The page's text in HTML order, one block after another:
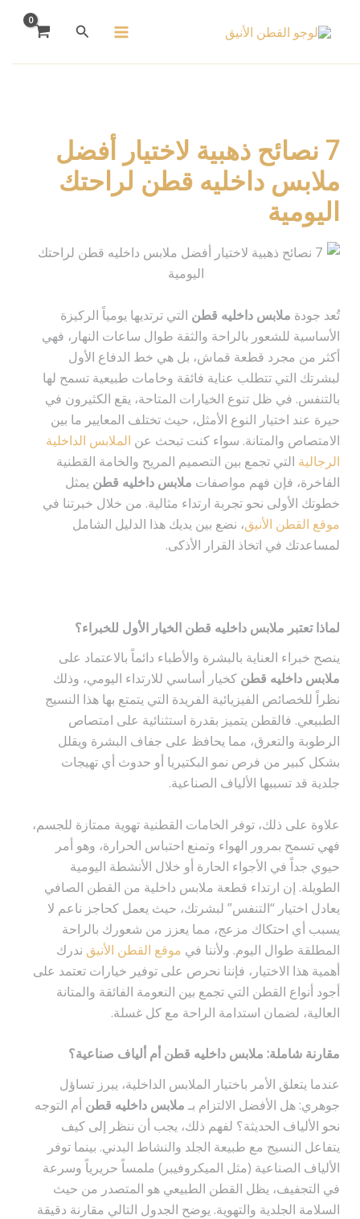
البحث
7 نصائح ذهبية لاختيار أفضل
ملابس داخليه قطن لراحتك
اليومية
تُعد جودة ملابس داخليه قطن التي ترتديها يومياً الركيزة
الأساسية للشعور بالراحة والثقة طوال ساعات النهار، فهي
أكثر من مجرد قطعة قماش، بل هي خط الدفاع الأول
لبشرتك التي تتطلب عناية فائقة وخامات طبيعية تسمح لها
بالتنفس. في ظل تنوع الخيارات المتاحة، يقع الكثيرون في
حيرة عند اختيار النوع الأمثل، حيث تختلف المعايير ما بين
الامتصاص والمتانة. سواء كنت تبحث عن الملابس الداخلية
الرجالية التي تجمع بين التصميم المريح والخامة القطنية
الفاخرة، فإن فهم مواصفات ملابس داخليه قطن يمثل
خطوتك الأولى نحو تجربة ارتداء مثالية. من خلال خبرتنا في
موقع القطن الأنيق، نضع بين يديك هذا الدليل الشامل
لمساعدتك في اتخاذ القرار الأذكى.
لماذا تعتبر ملابس داخليه قطن الخيار الأول للخبراء؟
ينصح خبراء العناية بالبشرة والأطباء دائماً بالاعتماد على
ملابس داخليه قطن كخيار أساسي للارتداء اليومي، وذلك
نظراً للخصائص الفيزيائية الفريدة التي يتمتع بها هذا النسيج
الطبيعي. فالقطن يتميز بقدرة استثنائية على امتصاص
الرطوبة والتعرق، مما يحافظ على جفاف البشرة ويقلل
بشكل كبير من فرص نمو البكتيريا أو حدوث أي تهيجات
جلدية قد تسببها الألياف الصناعية.
علاوة على ذلك، توفر الخامات القطنية تهوية ممتازة للجسم،
فهي تسمح بمرور الهواء وتمنع احتباس الحرارة، وهو أمر
حيوي جداً في الأجواء الحارة أو خلال الأنشطة اليومية
الطويلة. إن ارتداء قطعة ملابس داخلية من القطن الصافي
يعادل اختيار “التنفس” لبشرتك، حيث يعمل كحاجز ناعم لا
يسبب أي احتكاك مزعج، مما يعزز من شعورك بالراحة
المطلقة طوال اليوم. ولأننا في موقع القطن الأنيق ندرك
أهمية هذا الاختيار، فإننا نحرص على توفير خيارات تعتمد على
أجود أنواع القطن التي تجمع بين النعومة الفائقة والمتانة
العالية، لضمان استدامة الراحة مع كل غسلة.
مقارنة شاملة: ملابس داخليه قطن أم ألياف صناعية؟
عندما يتعلق الأمر باختيار الملابس الداخلية، يبرز تساؤل
جوهري: هل الأفضل الالتزام بـ ملابس داخليه قطن أم التوجه
نحو الألياف الحديثة؟ لفهم ذلك، يجب أن ننظر إلى كيف
يتفاعل النسيج مع طبيعة الجلد والنشاط البدني. بينما توفر
الألياف الصناعية (مثل الميكروفيبر) ملمساً حريرياً وسرعة
في التجفيف، يظل القطن الطبيعي هو المتصدر من حيث
السلامة الجلدية والتهوية. يوضح الجدول التالي مقارنة دقيقة